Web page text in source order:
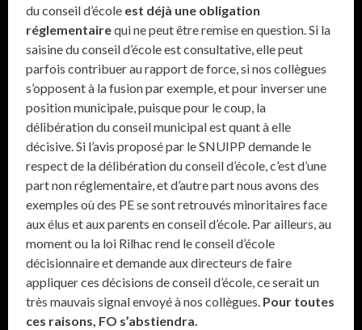
du conseil d’école est déjà une obligation
réglementairequi ne peut être remise en question. Si la
saisine du conseil d’école est consultative, elle peut
parfois contribuer au rapport de force, si nos collègues
s’opposent à la fusion par exemple, et pour inverser une
position municipale, puisque pour le coup, la
délibération du conseil municipal est quant à elle
décisive. Si l’avis proposé par le SNUIPP demande le
respect de la délibération du conseil d’école, c’est d’une
part non réglementaire, et d’autre part nous avons des
exemples où des PE se sont retrouvés minoritaires face
aux élus et aux parents en conseil d’école. Par ailleurs, au
moment ou la loi Rilhac rend le conseil d’école
décisionnaire et demande aux directeurs de faire
appliquer ces décisions de conseil d’école, ce serait un
très mauvais signal envoyé à nos collègues. Pour toutes
ces raisons, FO s’abstiendra.